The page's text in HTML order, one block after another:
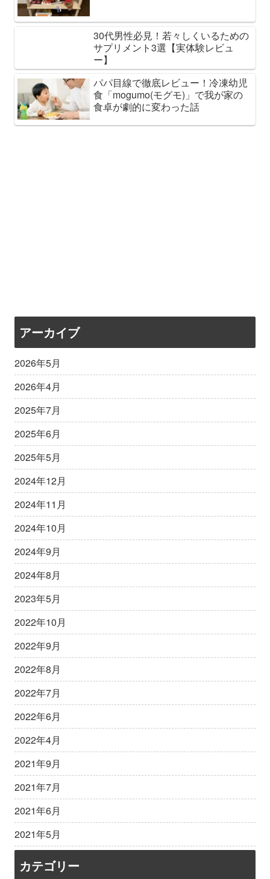
30代男性必見！若々しくいるための
サプリメント3選【実体験レビュ
ー】
パパ目線で徹底レビュー！冷凍幼児
食「mogumo(モグモ)」で我が家の
食卓が劇的に変わった話
アーカイブ
2026年5月
2026年4月
2025年7月
2025年6月
2025年5月
2024年12月
2024年11月
2024年10月
2024年9月
2024年8月
2023年5月
2022年10月
2022年9月
2022年8月
2022年7月
2022年6月
2022年4月
2021年9月
2021年7月
2021年6月
2021年5月
カテゴリー